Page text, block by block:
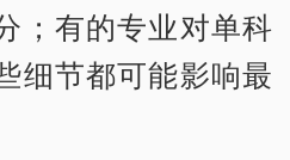
；有的专业对单科
细节都可能影响最